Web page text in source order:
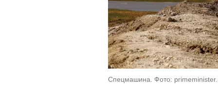
Спецмашина. Фото: